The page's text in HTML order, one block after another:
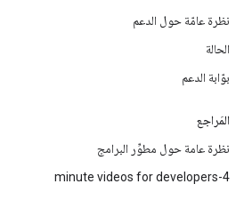
نظرة عامّة حول الدعم
الحالة
بوّابة الدعم
المَراجع
نظرة عامة حول مطوِّر البرامج
4-minute videos for developers